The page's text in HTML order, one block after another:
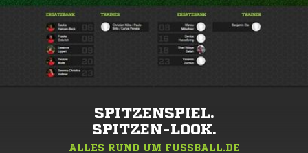
SPITZENSPIEL.
SPITZEN-LOOK.
ALLES RUND UM FUSSBALL.DE